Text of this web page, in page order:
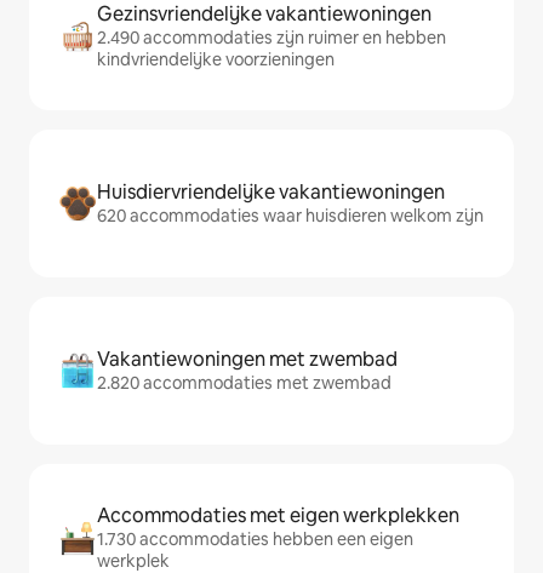
Gezinsvriendelijke vakantiewoningen
2.490 accommodaties zijn ruimer en hebben
kindvriendelijke voorzieningen
Huisdiervriendelijke vakantiewoningen
620 accommodaties waar huisdieren welkom zijn
Vakantiewoningen met zwembad
2.820 accommodaties met zwembad
Accommodaties met eigen werkplekken
1.730 accommodaties hebben een eigen
werkplek